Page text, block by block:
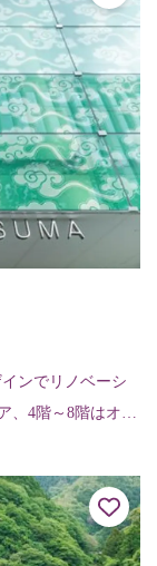
ンでリノベーシ
、4階～8階はオフ